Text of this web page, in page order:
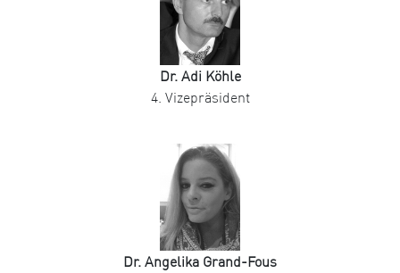
Dr. Adi Köhle
4. Vizepräsident
Dr. Angelika Grand-Fous